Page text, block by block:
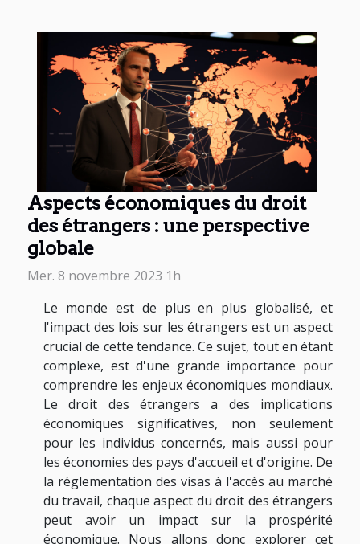
Aspects économiques du droit
des étrangers : une perspective
globale
Mer. 8 novembre 2023 1h
Le monde est de plus en plus globalisé, et
l'impact des lois sur les étrangers est un aspect
crucial de cette tendance. Ce sujet, tout en étant
complexe, est d'une grande importance pour
comprendre les enjeux économiques mondiaux.
Le droit des étrangers a des implications
économiques significatives, non seulement
pour les individus concernés, mais aussi pour
les économies des pays d'accueil et d'origine. De
la réglementation des visas à l'accès au marché
du travail, chaque aspect du droit des étrangers
peut avoir un impact sur la prospérité
économique. Nous allons donc explorer cet